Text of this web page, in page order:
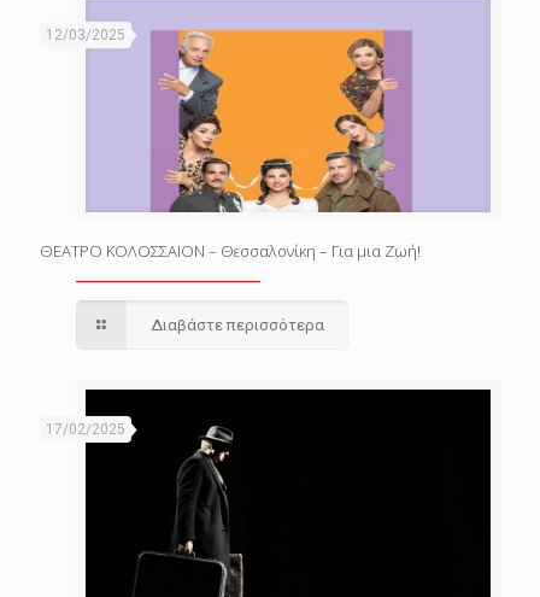
12/03/2025
ΘΕΑΤΡΟ ΚΟΛΟΣΣΑΙΟΝ – Θεσσαλονίκη – Για μια Ζωή!
Διαβάστε περισσότερα
17/02/2025